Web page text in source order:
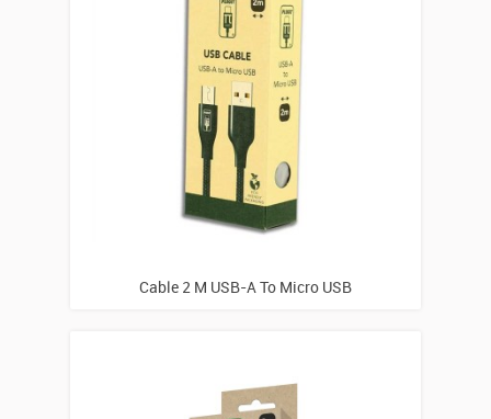
Cable 2 M USB-A To Micro USB